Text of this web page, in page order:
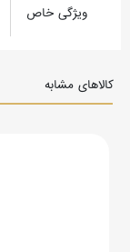
ویژگی خاص
کالاهای مشابه